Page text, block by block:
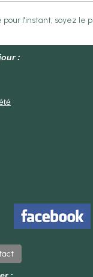
l'instant, soyez le
: